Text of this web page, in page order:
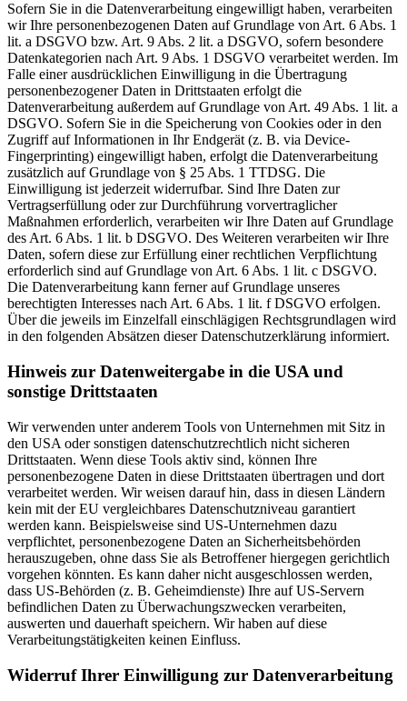
Sofern Sie in die Datenverarbeitung eingewilligt haben, verarbeiten
wir Ihre personenbezogenen Daten auf Grundlage von Art. 6 Abs. 1
lit. a DSGVO bzw. Art. 9 Abs. 2 lit. a DSGVO, sofern besondere
Datenkategorien nach Art. 9 Abs. 1 DSGVO verarbeitet werden. Im
Falle einer ausdrücklichen Einwilligung in die Übertragung
personenbezogener Daten in Drittstaaten erfolgt die
Datenverarbeitung außerdem auf Grundlage von Art. 49 Abs. 1 lit. a
DSGVO. Sofern Sie in die Speicherung von Cookies oder in den
Zugriff auf Informationen in Ihr Endgerät (z. B. via Device-
Fingerprinting) eingewilligt haben, erfolgt die Datenverarbeitung
zusätzlich auf Grundlage von § 25 Abs. 1 TTDSG. Die
Einwilligung ist jederzeit widerrufbar. Sind Ihre Daten zur
Vertragserfüllung oder zur Durchführung vorvertraglicher
Maßnahmen erforderlich, verarbeiten wir Ihre Daten auf Grundlage
des Art. 6 Abs. 1 lit. b DSGVO. Des Weiteren verarbeiten wir Ihre
Daten, sofern diese zur Erfüllung einer rechtlichen Verpflichtung
erforderlich sind auf Grundlage von Art. 6 Abs. 1 lit. c DSGVO.
Die Datenverarbeitung kann ferner auf Grundlage unseres
berechtigten Interesses nach Art. 6 Abs. 1 lit. f DSGVO erfolgen.
Über die jeweils im Einzelfall einschlägigen Rechtsgrundlagen wird
in den folgenden Absätzen dieser Datenschutzerklärung informiert.
Hinweis zur Datenweitergabe in die USA und
sonstige Drittstaaten
Wir verwenden unter anderem Tools von Unternehmen mit Sitz in
den USA oder sonstigen datenschutzrechtlich nicht sicheren
Drittstaaten. Wenn diese Tools aktiv sind, können Ihre
personenbezogene Daten in diese Drittstaaten übertragen und dort
verarbeitet werden. Wir weisen darauf hin, dass in diesen Ländern
kein mit der EU vergleichbares Datenschutzniveau garantiert
werden kann. Beispielsweise sind US-Unternehmen dazu
verpflichtet, personenbezogene Daten an Sicherheitsbehörden
herauszugeben, ohne dass Sie als Betroffener hiergegen gerichtlich
vorgehen könnten. Es kann daher nicht ausgeschlossen werden,
dass US-Behörden (z. B. Geheimdienste) Ihre auf US-Servern
befindlichen Daten zu Überwachungszwecken verarbeiten,
auswerten und dauerhaft speichern. Wir haben auf diese
Verarbeitungstätigkeiten keinen Einfluss.
Widerruf Ihrer Einwilligung zur Datenverarbeitung